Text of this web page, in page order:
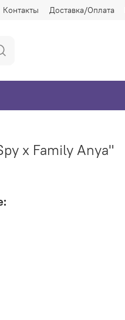
Контакты Доставка/Оплата
x Family Anya"